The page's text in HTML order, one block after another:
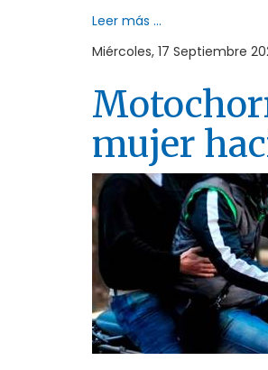
Leer más ...
Miércoles, 17 Septiembre
mujer